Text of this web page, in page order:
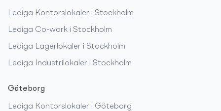
Lediga Kontorslokaler i Stockholm
Lediga Co-work i Stockholm
Lediga Lagerlokaler i Stockholm
Lediga Industrilokaler i Stockholm
Göteborg
Lediga Kontorslokaler i Göteborg